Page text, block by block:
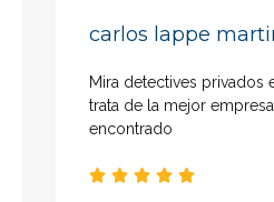
carlos lappe
Mira detectives privados
trata de la mejor
encontrado
    